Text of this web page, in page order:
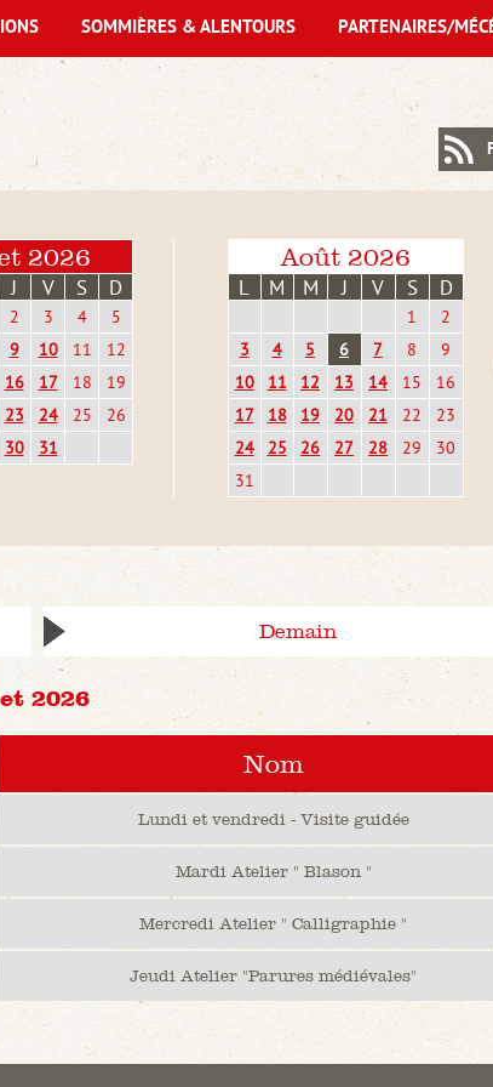
2026
J V S D
2 3 4
5
9 10 11
12
16 17 18
19
23 24 25
26
30 31
Août 2026
L M M J V S D
1
2
3
4 5 6 7 8
9
10
11 12 13 14 15
16
17
18 19 20 21 22
23
24
25 26 27 28 29
30
31
Demain
2026
Nom
Lundi et vendredi - Visite guidée
Mardi Atelier " Blason "
Mercredi Atelier " Calligraphie "
Jeudi Atelier "Parures médiévales"
SOMMIÈRES & ALENTOURS PARTENAIRES/